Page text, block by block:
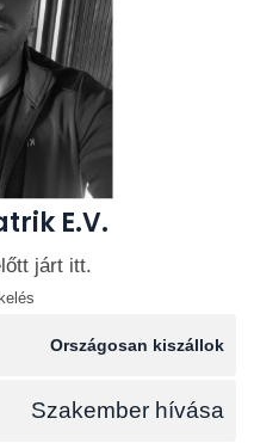
E.V.
járt itt.
Országosan kiszállok
Szakember hívása